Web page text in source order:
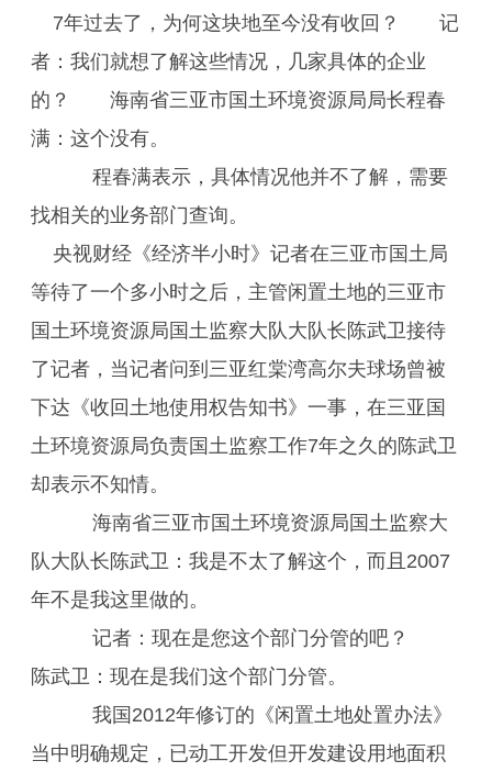
7年过去了，为何这块地至今没有收回？ 记
者：我们就想了解这些情况，几家具体的企业
的？ 海南省三亚市国土环境资源局局长程春
满：这个没有。
程春满表示，具体情况他并不了解，需要
找相关的业务部门查询。
央视财经《经济半小时》记者在三亚市国土局
等待了一个多小时之后，主管闲置土地的三亚市
国土环境资源局国土监察大队大队长陈武卫接待
了记者，当记者问到三亚红棠湾高尔夫球场曾被
下达《收回土地使用权告知书》一事，在三亚国
土环境资源局负责国土监察工作7年之久的陈武卫
却表示不知情。
海南省三亚市国土环境资源局国土监察大
队大队长陈武卫：我是不太了解这个，而且2007
年不是我这里做的。
记者：现在是您这个部门分管的吧？
陈武卫：现在是我们这个部门分管。
我国2012年修订的《闲置土地处置办法》
当中明确规定，已动工开发但开发建设用地面积